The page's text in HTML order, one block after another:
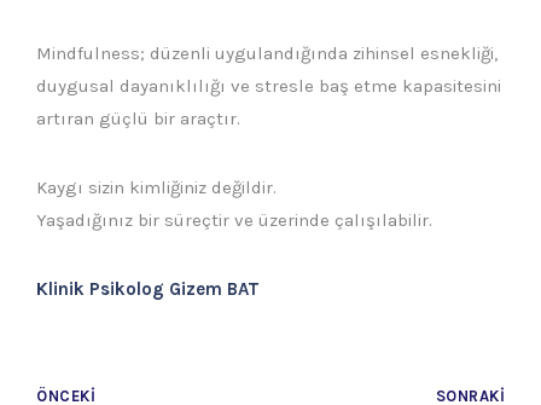
Mindfulness; düzenli uygulandığında zihinsel esnekliği,
duygusal dayanıklılığı ve stresle baş etme kapasitesini
artıran güçlü bir araçtır.
Kaygı sizin kimliğiniz değildir.
Yaşadığınız bir süreçtir ve üzerinde çalışılabilir.
Klinik Psikolog Gizem BAT
ÖNCEKI SONRAKI